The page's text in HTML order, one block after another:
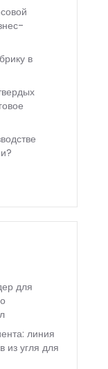
в
для
линия
из угля для